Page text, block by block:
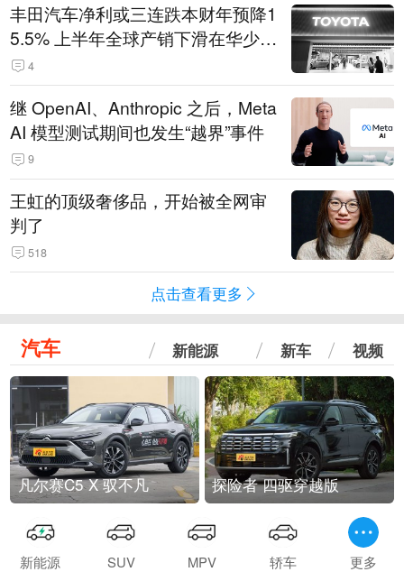
丰田汽车净利或三连跌本财年预降1
5.5% 上半年全球产销下滑在华少卖
14.3万辆
4
继 OpenAI、Anthropic 之后，Meta
AI 模型测试期间也发生“越界”事件
9
王虹的顶级奢侈品，开始被全网审
判了
518
点击查看更多
汽车 新能源 新车 视频
凡尔赛C5 X 驭不凡 探险者 四驱穿越版
新能源 SUV MPV 轿车 更多